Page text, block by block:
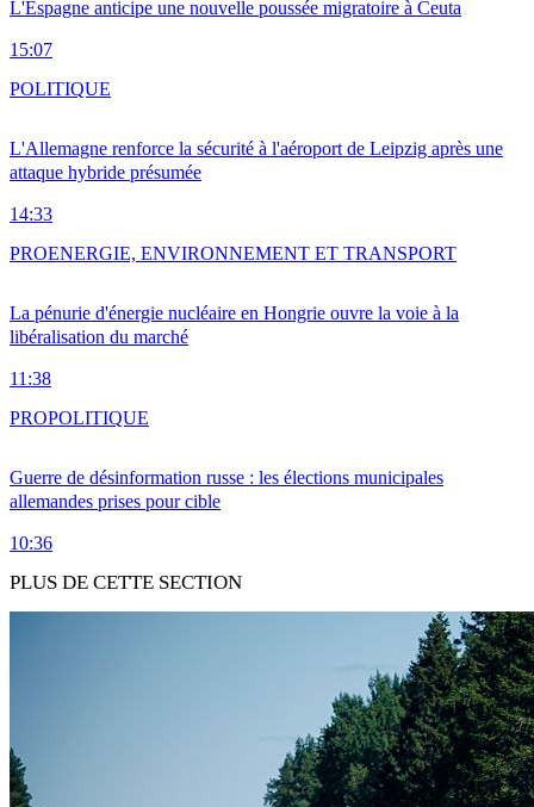
L'Espagne anticipe une nouvelle poussée migratoire à Ceuta
15:07
L'Allemagne renforce la sécurité à l'aéroport de Leipzig après une
attaque hybride présumée
14:33
POLITIQUE
La pénurie d'énergie nucléaire en Hongrie ouvre la voie à la
libéralisation du marché
11:38
PROENERGIE, ENVIRONNEMENT ET TRANSPORT
Guerre de désinformation russe : les élections municipales
allemandes prises pour cible
10:36
PROPOLITIQUE
PLUS DE CETTE SECTION